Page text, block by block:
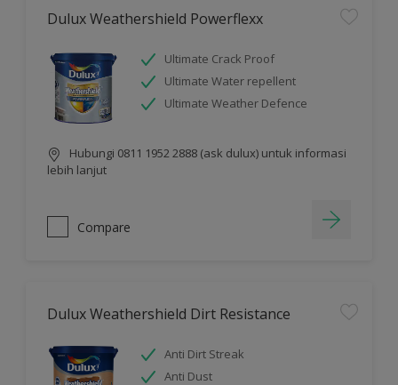
Dulux Weathershield Powerflexx
Ultimate Crack Proof
Ultimate Water repellent
Ultimate Weather Defence
Hubungi 0811 1952 2888 (ask dulux) untuk informasi
lebih lanjut
Compare
Dulux Weathershield Dirt Resistance
Anti Dirt Streak
Anti Dust